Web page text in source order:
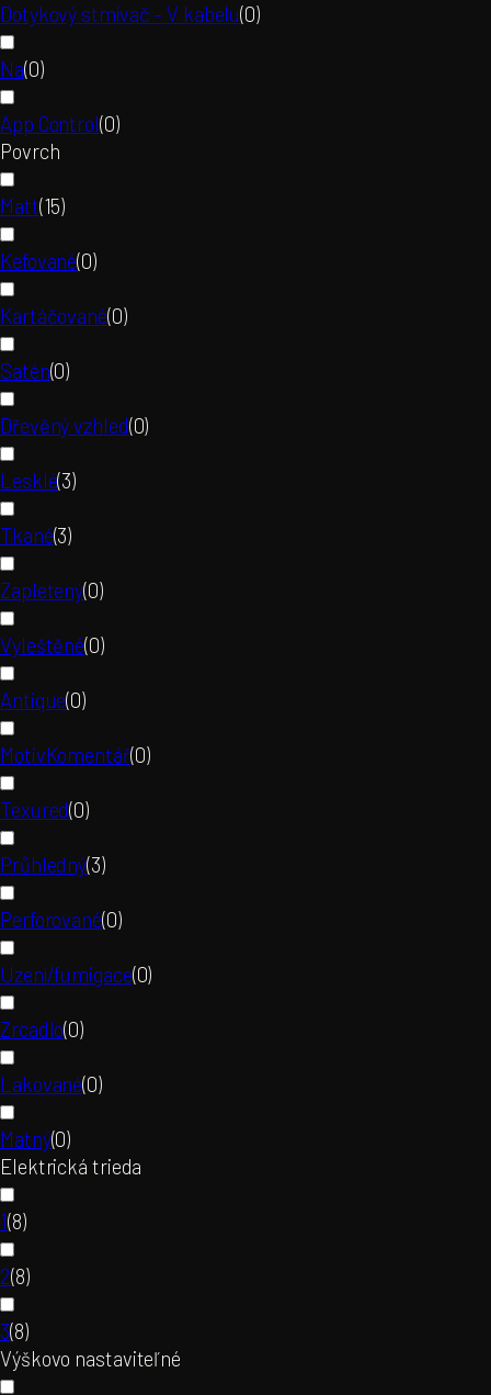
Dotykový stmívač – V kabelu(0)
Na(0)
App Control(0)
Povrch
Matt(15)
Kefované(0)
Kartáčované(0)
Satén(0)
Dřevěný vzhled(0)
Lesklé(3)
Tkané(3)
Zapletený(0)
Vyleštěné(0)
Antique(0)
MotivKomentář(0)
Texured(0)
Průhledný(3)
Perforované(0)
Uzení/fumigace(0)
Zrcadlo(0)
Lakované(0)
Matný(0)
Elektrická trieda
1(8)
2(8)
3(8)
Výškovo nastaviteľné